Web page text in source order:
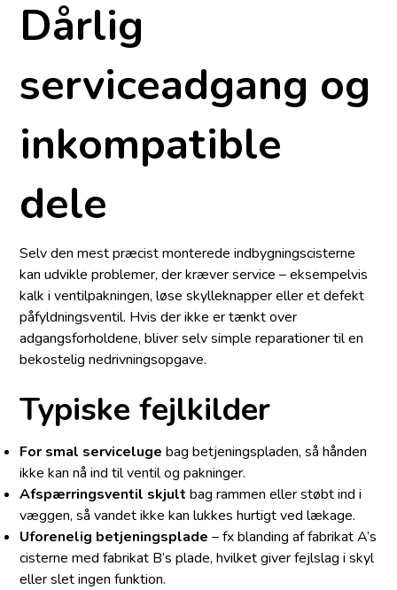
Dårlig
serviceadgang og
inkompatible
dele
Selv den mest præcist monterede indbygningscisterne
kan udvikle problemer, der kræver service – eksempelvis
kalk i ventilpakningen, løse skylleknapper eller et defekt
påfyldningsventil. Hvis der ikke er tænkt over
adgangsforholdene, bliver selv simple reparationer til en
bekostelig nedrivnings­opgave.
Typiske fejlkilder
For smal serviceluge bag betjeningspladen, så hånden
ikke kan nå ind til ventil og pakninger.
Afspærringsventil skjult bag rammen eller støbt ind i
væggen, så vandet ikke kan lukkes hurtigt ved lækage.
Uforenelig betjeningsplade – fx blanding af fabrikat A’s
cisterne med fabrikat B’s plade, hvilket giver fejlslag i skyl
eller slet ingen funktion.